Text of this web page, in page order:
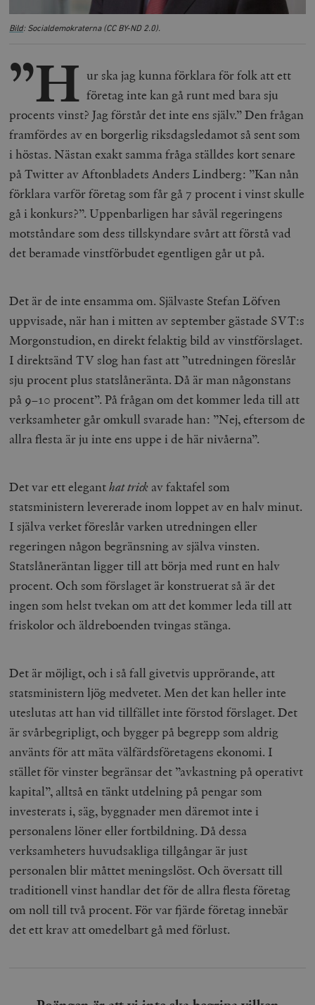
Bild: Socialdemokraterna (CC BY-ND 2.0).
”H ur ska jag kunna förklara för folk att ett
företag inte kan gå runt med bara sju
procents vinst? Jag förstår det inte ens själv.” Den frågan
framfördes av en borgerlig riksdagsledamot så sent som
i höstas. Nästan exakt samma fråga ställdes kort senare
på Twitter av Aftonbladets Anders Lindberg: ”Kan nån
förklara varför företag som får gå 7 procent i vinst skulle
gå i konkurs?”. Uppenbarligen har såväl regeringens
motståndare som dess tillskyndare svårt att förstå vad
det beramade vinstförbudet egentligen går ut på.
Det är de inte ensamma om. Självaste Stefan Löfven
uppvisade, när han i mitten av september gästade SVT:s
Morgonstudion, en direkt felaktig bild av vinstförslaget.
I direktsänd TV slog han fast att ”utredningen föreslår
sju procent plus statslåneränta. Då är man någonstans
på 9–10 procent”. På frågan om det kommer leda till att
verksamheter går omkull svarade han: ”Nej, eftersom de
allra flesta är ju inte ens uppe i de här nivåerna”.
Det var ett eleganthat trick av faktafel som
statsministern levererade inom loppet av en halv minut.
I själva verket föreslår varken utredningen eller
regeringen någon begränsning av själva vinsten.
Statslåneräntan ligger till att börja med runt en halv
procent. Och som förslaget är konstruerat så är det
ingen som helst tvekan om att det kommer leda till att
friskolor och äldreboenden tvingas stänga.
Det är möjligt, och i så fall givetvis upprörande, att
statsministern ljög medvetet. Men det kan heller inte
uteslutas att han vid tillfället inte förstod förslaget. Det
är svårbegripligt, och bygger på begrepp som aldrig
använts för att mäta välfärdsföretagens ekonomi. I
stället för vinster begränsar det ”avkastning på operativt
kapital”, alltså en tänkt utdelning på pengar som
investerats i, säg, byggnader men däremot inte i
personalens löner eller fortbildning. Då dessa
verksamheters huvudsakliga tillgångar är just
personalen blir måttet meningslöst. Och översatt till
traditionell vinst handlar det för de allra flesta företag
om noll till två procent. För var fjärde företag innebär
det ett krav att omedelbart gå med förlust.